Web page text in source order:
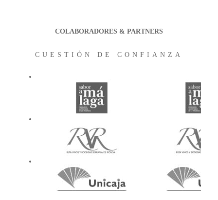
COLABORADORES & PARTNERS
CUESTIÓN DE CONFIANZA